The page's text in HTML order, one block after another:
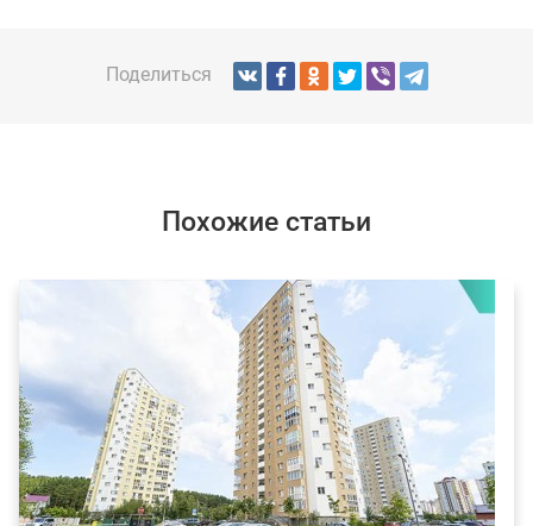
Поделиться
Похожие статьи